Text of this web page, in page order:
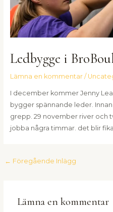
Ledbygge i
Lämna en kommentar /
I december kommer Jenny
bygger spännande leder.
grepp. 29 november river och
jobba några timmar. det blir
← Föregående Inlägg
Lämna en kommentar